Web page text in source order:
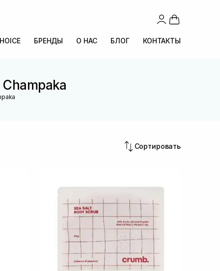
БРЕНДЫ О НАС БЛОГ КОНТАКТЫ
Сортировать